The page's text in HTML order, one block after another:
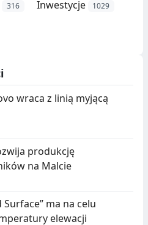
316 Inwestycje 1029
wraca z linią myjącą
produkcję
na Malcie
Surface” ma na celu
elewacji